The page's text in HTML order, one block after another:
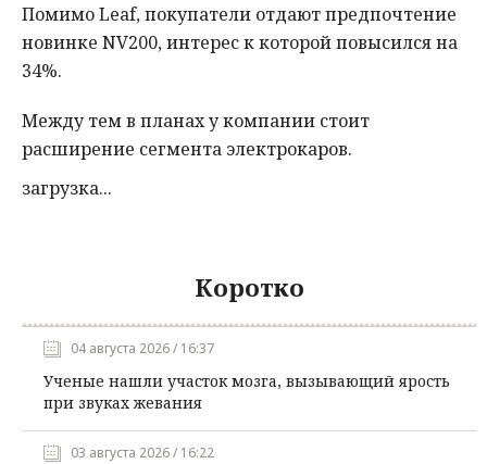
Помимо Leaf, покупатели отдают предпочтение
новинке NV200, интерес к которой повысился на
34%.
Между тем в планах у компании стоит
расширение сегмента электрокаров.
загрузка...
Коротко
04 августа 2026 / 16:37
Ученые нашли участок мозга, вызывающий ярость
при звуках жевания
03 августа 2026 / 16:22